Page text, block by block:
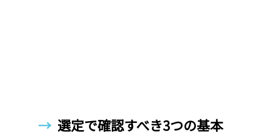
→ 選定で確認すべき3つの基本